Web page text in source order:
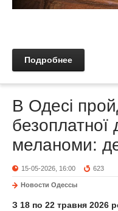
Подробнее
В Одесі
безоплатної
меланоми:
15-05-2026, 16:00 623
Новости Одессы
З 18 по 22 травня 2026